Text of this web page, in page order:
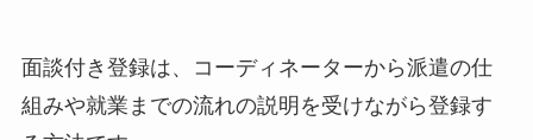
面談付き登録は、コーディネーターから派遣の仕
組みや就業までの流れの説明を受けながら登録す